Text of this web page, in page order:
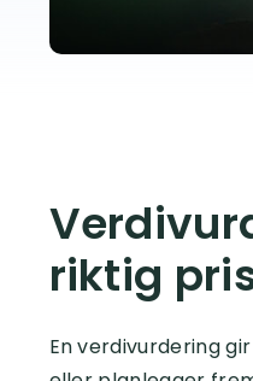
riktig
En verdivurdering